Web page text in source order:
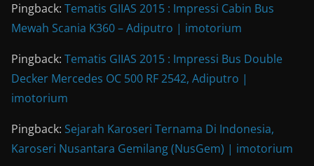
Pingback: Tematis GIIAS 2015 : Impressi Cabin Bus
Mewah Scania K360 – Adiputro | imotorium
Pingback: Tematis GIIAS 2015 : Impressi Bus Double
Decker Mercedes OC 500 RF 2542, Adiputro |
imotorium
Pingback: Sejarah Karoseri Ternama Di Indonesia,
Karoseri Nusantara Gemilang (NusGem) | imotorium